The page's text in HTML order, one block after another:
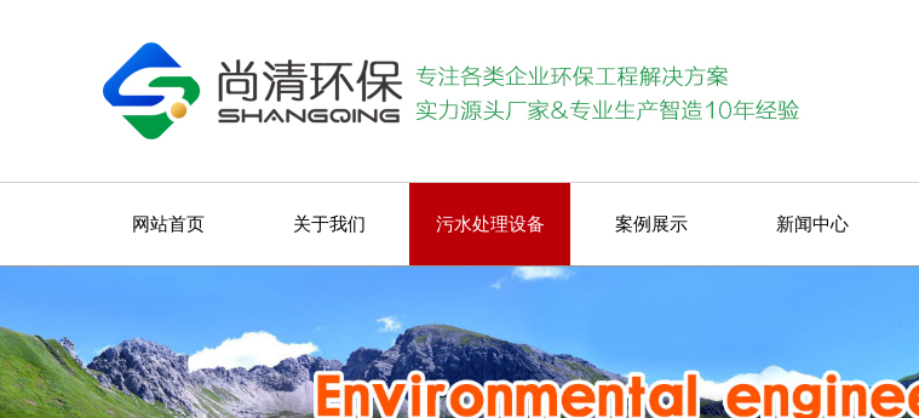
网站首页 关于我们 污水处理设备 案例展示 新闻中心